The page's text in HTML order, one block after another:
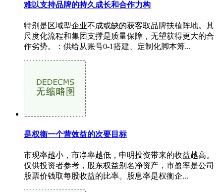
难以支持品牌的持久成长和合作力构
特别是区域型企业不成或缺的获客取品牌扶植阵地。其
尺度化流程和集团支撑是质量保障，无望获得更大的合
作劣势。：供给从账号0-1搭建、定制化脚本筹...
是权衡一个营效益的次要目标
市现率越小，市净率越低，申明投资带来的收益越高。
仅供投资者参考，股东权益别名净资产，市盈率是公司
股票价钱取每股收益的比率。股息率是权衡企...